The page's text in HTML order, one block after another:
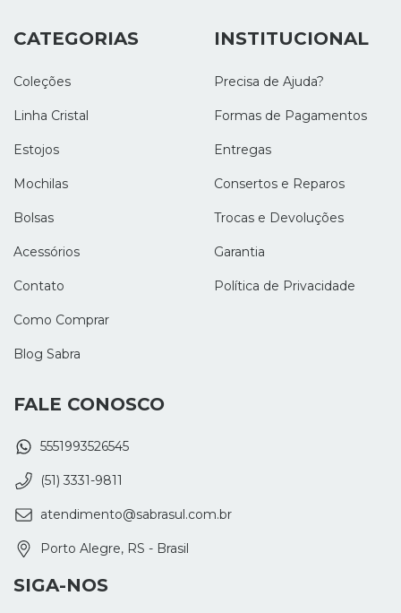
CATEGORIAS
Coleções
Linha Cristal
Estojos
Mochilas
Bolsas
Acessórios
Contato
Como Comprar
Blog Sabra
INSTITUCIONAL
Precisa de Ajuda?
Formas de Pagamentos
Entregas
Consertos e Reparos
Trocas e Devoluções
Garantia
Política de Privacidade
FALE CONOSCO
5551993526545
(51) 3331-9811
atendimento@sabrasul.com.br
Porto Alegre, RS - Brasil
SIGA-NOS